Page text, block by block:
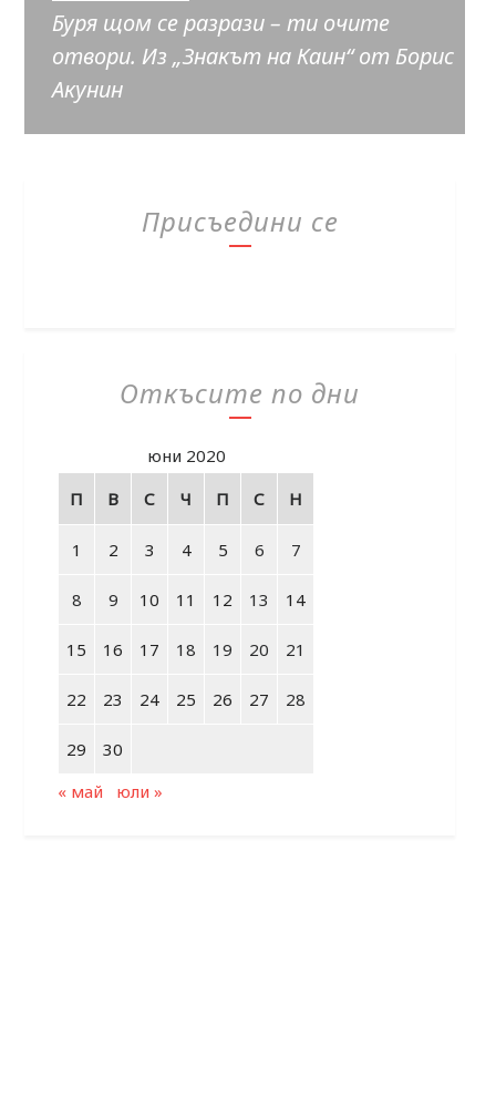
Буря щом се разрази – ти очите
отвори. Из „Знакът на Каин“ от Борис
Акунин
Присъедини се
Откъсите по дни
юни 2020
П
В С Ч П С Н
1 2 3 4 5 6 7
8 9 10 11 12 13 14
15 16 17 18 19 20 21
22 23 24 25 26 27 28
29
30
« май
юли »